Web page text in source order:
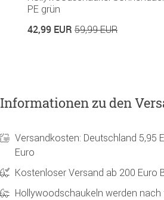
PE grün
42,99 EUR 59,99 EUR
Informationen zu den
Versandkosten: Deutschland 5,95
Euro
Kostenloser Versand ab 200 Euro
Hollywoodschaukeln werden